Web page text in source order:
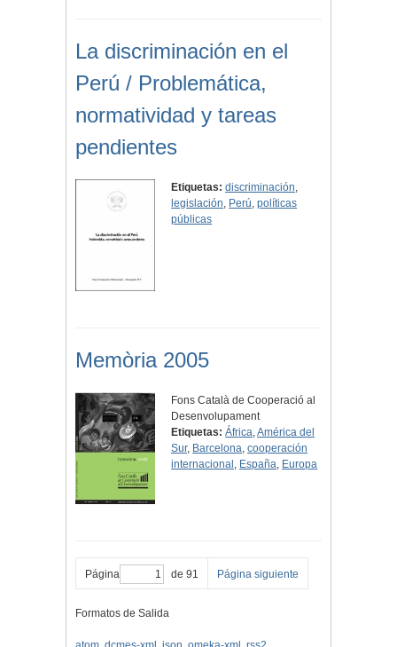
La discriminación en el
Perú / Problemática,
normatividad y tareas
pendientes
Etiquetas: discriminación,
legislación, Perú,políticas
públicas
Memòria 2005
Fons Català de Cooperació al
Desenvolupament
Etiquetas: África,América del
Sur, Barcelona,cooperación
internacional , España, Europa
Página de 91 Página siguiente
Formatos de Salida